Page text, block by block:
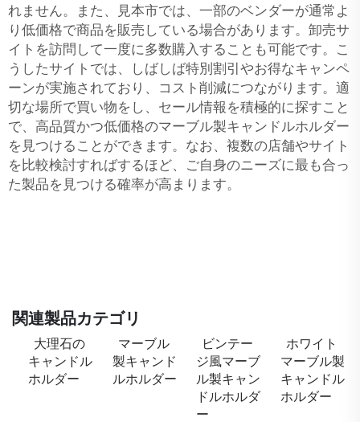
れません。また、見本市では、一部のベンダーが通常よ
り低価格で商品を販売している場合があります。卸売サ
イトを訪問して一度に多数購入することも可能です。こ
うしたサイトでは、しばしば特別割引やお得なキャンペ
ーンが実施されており、コスト削減につながります。適
切な場所で買い物をし、セール情報を積極的に探すこと
で、高品質かつ低価格のマーブル製キャンドルホルダー
を見つけることができます。なお、複数の店舗やサイト
を比較検討すればするほど、ご自身のニーズに最も合っ
た製品を見つける確率が高まります。
関連製品カテゴリ
大理石の
キャンドル
ホルダー
マーブル
製キャンド
ルホルダー
ビンテー
ジ風マーブ
ル製キャン
ドルホルダ
ー
ホワイト
マーブル製
キャンドル
ホルダー